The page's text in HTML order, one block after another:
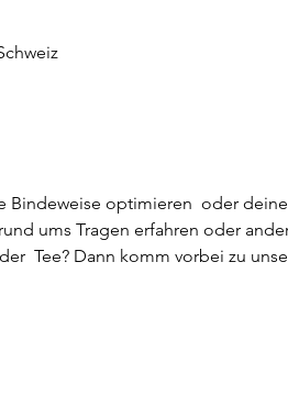
optimieren  oder
ums Tragen erfahren oder
Tee? Dann komm vorbei zu